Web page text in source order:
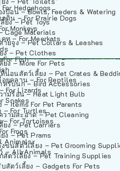
ป้อน – Bowls, Feeders & Watering
ยง – Pet Toys
Cage Materials
ายจูง – Pet Collars & Leashes
ง – Pet Clothes
ง – More For Pets
อนสัตว์เลี้ยง – Pet Crates &
หรับนก – Bird Accessories
ามร้อน – Heat Light Bulb
– Items For Pet Parents
ามสะอาด – Pet Cleaning
ยง – Pet Carriers
ง – Pet Prams
นสัตว์เลี้ยง – Pet Grooming
ตว์เลี้ยง – Pet Training Supplies
สัตว์เลี้ยง – Gadgets For Pets
Hedgehogs
ดิน – For Prairie Dogs
Monkeys
ท – For Meerkats
Fish
ยคลาน – For Reptiles
For Lizards
Snakes
– For Turtles
– For Tortoises
Frogs
Animals
– All Animals